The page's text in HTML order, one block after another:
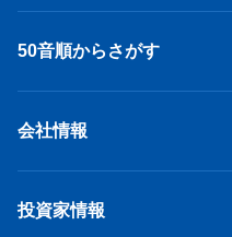
50音順からさがす
会社情報
投資家情報